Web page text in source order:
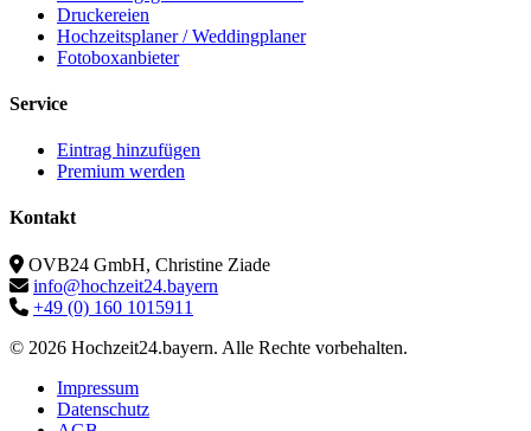
Druckereien
Hochzeitsplaner / Weddingplaner
Fotoboxanbieter
Service
Eintrag hinzufügen
Premium werden
Kontakt
OVB24 GmbH, Christine Ziade
info@hochzeit24.bayern
+49 (0) 160 1015911
© 2026 Hochzeit24.bayern. Alle Rechte vorbehalten.
Impressum
Datenschutz